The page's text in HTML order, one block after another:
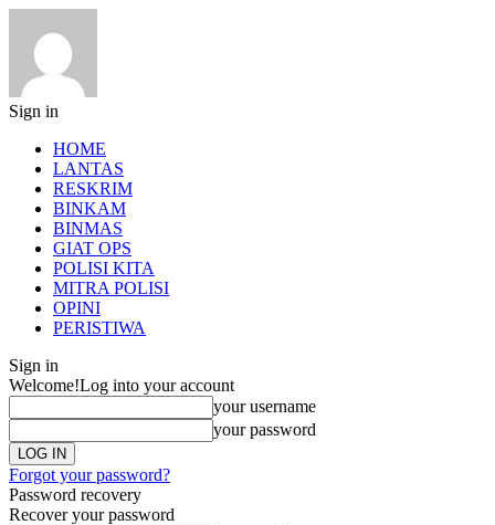
Sign in
HOME
LANTAS
RESKRIM
BINKAM
BINMAS
GIAT OPS
POLISI KITA
MITRA POLISI
OPINI
PERISTIWA
Sign in
Welcome!Log into your account
your username
your password
Forgot your password?
Password recovery
Recover your password